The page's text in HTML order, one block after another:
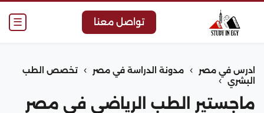
☰ تواصل معنا
ادرس في مصر › مدونة الدراسة في مصر ›
تخصص الطب
البشري
›
ماجستير الطب الرياضي في مصر